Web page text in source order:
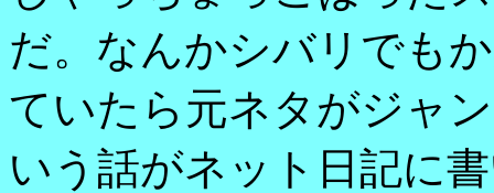
だ。なんかシバリでも
ていたら元ネタがジャ
いう話がネット日記に